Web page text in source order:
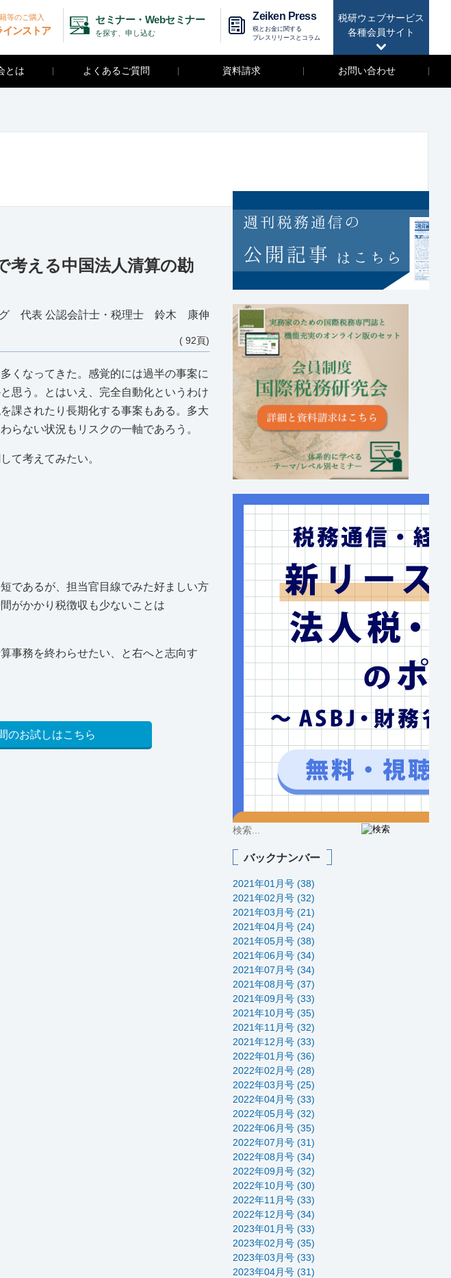
税研ウェブサービス
各種会員サイト
等のご購入
ンストア
セミナー・Webセミナー
を探す、申し込む
Zeiken Press
税とお金に関する
プレスリリースとコラム
とは よくあるご質問 資料請求 お問い合わせ
える中国法人清算の勘
グ 代表 公認会計士・税理士 鈴木 康伸
( 92頁)
くなってきた。感覚的には過半の事案に
思う。とはいえ、完全自動化というわけ
課されたり長期化する事案もある。多大
らない状況もリスクの一軸であろう。
て考えてみたい。
であるが、担当官目線でみた好ましい方
がかかり税徴収も少ないことは
事務を終わらせたい、と右へと志向す
のお試しはこちら
バックナンバー
2021年01月号 (38)
2021年02月号 (32)
2021年03月号 (21)
2021年04月号 (24)
2021年05月号 (38)
2021年06月号 (34)
2021年07月号 (34)
2021年08月号 (37)
2021年09月号 (33)
2021年10月号 (35)
2021年11月号 (32)
2021年12月号 (33)
2022年01月号 (36)
2022年02月号 (28)
2022年03月号 (25)
2022年04月号 (33)
2022年05月号 (32)
2022年06月号 (35)
2022年07月号 (31)
2022年08月号 (34)
2022年09月号 (32)
2022年10月号 (30)
2022年11月号 (33)
2022年12月号 (34)
2023年01月号 (33)
2023年02月号 (35)
2023年03月号 (33)
2023年04月号 (31)